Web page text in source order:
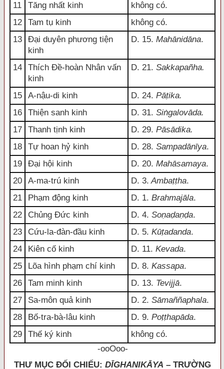
11
Tăng nhất kinh
không có.
12
Tam tụ kinh
không có.
13
Đại duyên phương tiện
kinh
D. 15. Mahānidāna.
14
Thích Đề-hoàn Nhân vấn
kinh
D. 21. Sakkapañha.
15 A-nậu-di kinh D. 24. Pāṭika.
16
Thiện sanh kinh D. 31. Siṅgalovāda.
17
Thanh tịnh kinh D. 29. Pāsādika.
18
Tự hoan hỷ kinh D. 28. Sampadānīya.
19
Đại hội kinh D. 20. Mahāsamaya.
20
A-ma-trú kinh D. 3. Ambaṭṭha.
21
Phạm động kinh D. 1. Brahmajāla.
22
Chủng Đức kinh D. 4. Soṇaḍaṇḍa.
23
Cứu-la-đàn-đầu kinh D. 5. Kūṭadanda.
24
Kiên cố kinh D. 11. Kevada.
25
Lõa hình phạm chí kinh D. 8. Kassapa.
26
Tam minh kinh D. 13. Tevijjā.
27
Sa-môn quả kinh D. 2. Sāmaññaphala.
28
Bố-tra-bà-lâu kinh D. 9. Poṭṭhapāda.
29
Thế ký kinh
không có.
-ooOoo-
THƯ MỤC ĐỐI CHIẾU: DĪGHANIKĀYA – TRƯỜNG